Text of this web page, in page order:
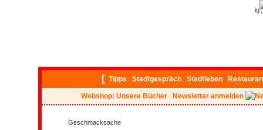
[ Tipps Stadtgespräch Stadtleben
Webshop: Unsere Bücher Newsletter anmelden
Geschmacksache